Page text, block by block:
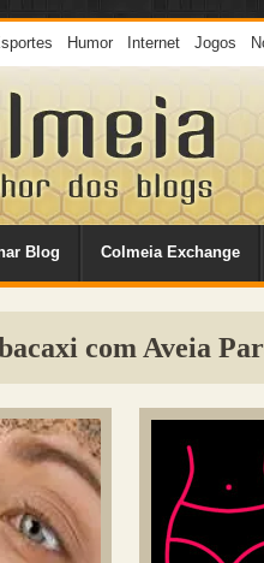
Humor Internet Jogos
Blog Colmeia Exchange
com Aveia